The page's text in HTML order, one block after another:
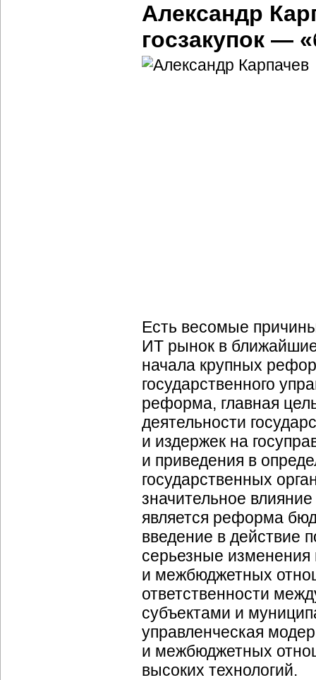
Александр
госзакупок —
Есть весомые
ИТ рынок в
начала крупных
государственного
реформа, главная
деятельности
и издержек на
и приведения в
государственных
значительное
является реформа
введение в действие
серьезные
и межбюджетных
ответственности
субъектами и
управленческая
и межбюджетных
высоких технологий.